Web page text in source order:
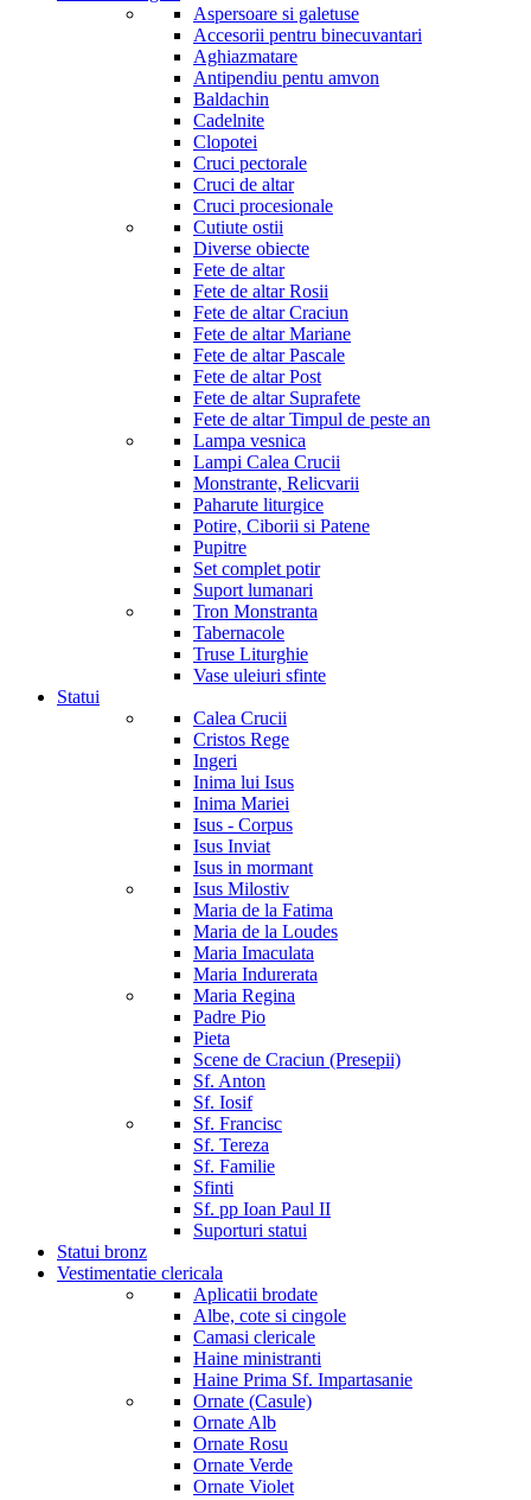
Aspersoare si galetuse
Accesorii pentru binecuvantari
Aghiazmatare
Antipendiu pentu amvon
Baldachin
Cadelnite
Clopotei
Cruci pectorale
Cruci de altar
Cruci procesionale
Cutiute ostii
Diverse obiecte
Fete de altar
Fete de altar Rosii
Fete de altar Craciun
Fete de altar Mariane
Fete de altar Pascale
Fete de altar Post
Fete de altar Suprafete
Fete de altar Timpul de peste an
Lampa vesnica
Lampi Calea Crucii
Monstrante, Relicvarii
Paharute liturgice
Potire, Ciborii si Patene
Pupitre
Set complet potir
Suport lumanari
Tron Monstranta
Tabernacole
Truse Liturghie
Vase uleiuri sfinte
Statui
Calea Crucii
Cristos Rege
Ingeri
Inima lui Isus
Inima Mariei
Isus - Corpus
Isus Inviat
Isus in mormant
Isus Milostiv
Maria de la Fatima
Maria de la Loudes
Maria Imaculata
Maria Indurerata
Maria Regina
Padre Pio
Pieta
Scene de Craciun (Presepii)
Sf. Anton
Sf. Iosif
Sf. Francisc
Sf. Tereza
Sf. Familie
Sfinti
Sf. pp Ioan Paul II
Suporturi statui
Statui bronz
Vestimentatie clericala
Aplicatii brodate
Albe, cote si cingole
Camasi clericale
Haine ministranti
Haine Prima Sf. Impartasanie
Ornate (Casule)
Ornate Alb
Ornate Rosu
Ornate Verde
Ornate Violet